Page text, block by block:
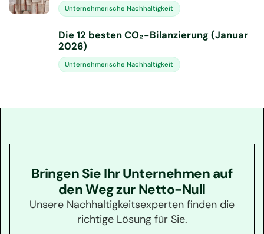
Unternehmerische Nachhaltigkeit
Die 12 besten CO₂-Bilanzierung (Januar
2026)
Unternehmerische Nachhaltigkeit
Bringen Sie Ihr Unternehmen auf
den Weg zur Netto-Null
Unsere Nachhaltigkeitsexperten finden die
richtige Lösung für Sie.